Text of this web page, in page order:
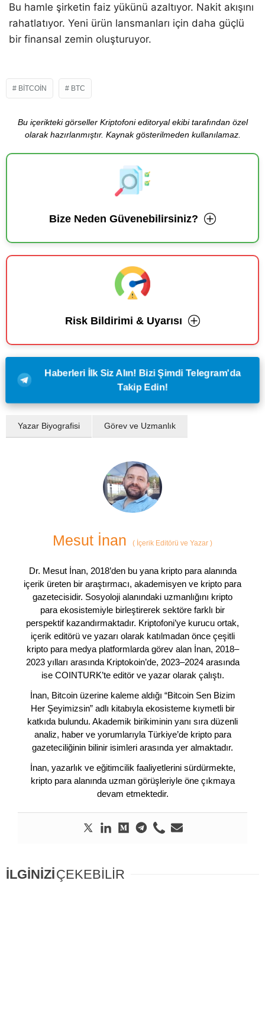
Bu hamle şirketin faiz yükünü azaltıyor. Nakit akışını
rahatlatıyor. Yeni ürün lansmanları için daha güçlü
bir finansal zemin oluşturuyor.
BITCOIN BTC
Bu içerikteki görseller Kriptofoni editoryal ekibi tarafından özel
olarak hazırlanmıştır. Kaynak gösterilmeden kullanılamaz.
Bize Neden Güvenebilirsiniz?
Risk Bildirimi & Uyarısı
Haberleri İlk Siz Alın! Bizi Şimdi Telegram'da
Takip Edin!
Yazar Biyografisi Görev ve Uzmanlık
Mesut İnan ( İçerik Editörü ve Yazar )
Dr. Mesut İnan, 2018’den bu yana kripto para alanında
içerik üreten bir araştırmacı, akademisyen ve kripto para
gazetecisidir. Sosyoloji alanındaki uzmanlığını kripto
para ekosistemiyle birleştirerek sektöre farklı bir
perspektif kazandırmaktadır. Kriptofoni’ye kurucu ortak,
içerik editörü ve yazarı olarak katılmadan önce çeşitli
kripto para medya platformlarda görev alan İnan, 2018–
2023 yılları arasında Kriptokoin’de, 2023–2024 arasında
ise COINTURK’te editör ve yazar olarak çalıştı.
İnan, Bitcoin üzerine kaleme aldığı “Bitcoin Sen Bizim
Her Şeyimizsin” adlı kitabıyla ekosisteme kıymetli bir
katkıda bulundu. Akademik birikiminin yanı sıra düzenli
analiz, haber ve yorumlarıyla Türkiye’de kripto para
gazeteciliğinin bilinir isimleri arasında yer almaktadır.
İnan, yazarlık ve eğitimcilik faaliyetlerini sürdürmekte,
kripto para alanında uzman görüşleriyle öne çıkmaya
devam etmektedir.
İLGİNİZİÇEKEBİLİR